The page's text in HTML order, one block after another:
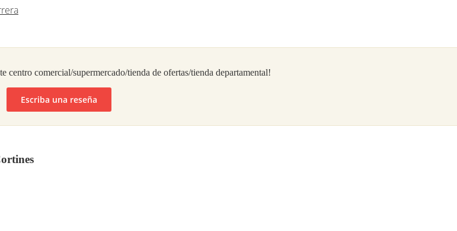
centro comercial/supermercado/tienda de ofertas/tienda departamental!
Escriba una reseña